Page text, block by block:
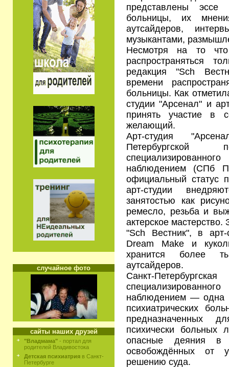
случайное фото
сайты наших друзей
"Владмама" - портал для
родителей Владивостока
Детская психиатрия в Санкт-
Петербурге
представлены
больницы, их
аутсайдеров,
музыкантами,
Несмотря на то
распространяться
редакция "Sch
времени
больницы. Как
студии "Арсенал" и
принять участие в
желающий.
Арт-студия
Петербургской
наблюдением (СПб
официальный статус
арт-студии
занятостью как
ремесло, резьба и
актерское
"Sch Вестник", в арт-
Dream Make и
хранится более
аутсайдеров.
Санкт-
наблюдением — одна
психиатрических
предназначенных
психически больных
опасные деяния в
освобождённых от
решению суда.